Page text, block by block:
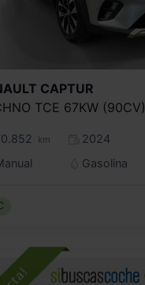
CAPTUR
TCE 67KW (90CV)
km
2024
Gasolina